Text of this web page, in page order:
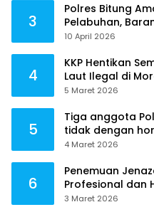
3
Polres Bitung
Pelabuhan,
10 April 2026
4
KKP Hentikan
Laut Ilegal di
5 Maret 2026
5
Tiga anggota
tidak dengan
4 Maret 2026
6
Penemuan
Profesional dan
3 Maret 2026